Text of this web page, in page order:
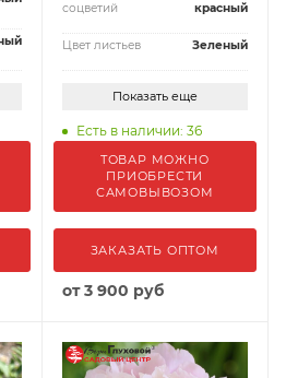
соцветий
красный
Цвет листьев Зеленый
Показать еще
Есть в наличии: 36
ТОВАР МОЖНО
ПРИОБРЕСТИ
САМОВЫВОЗОМ
ЗАКАЗАТЬ ОПТОМ
от3 900 руб